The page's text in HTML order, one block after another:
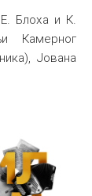
Блоха и К.
Камерног
Јована